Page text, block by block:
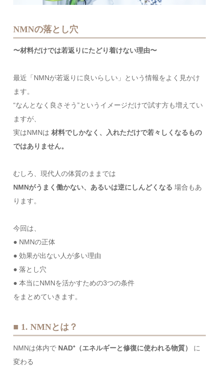
NMNの落とし穴
〜材料だけでは若返りにたどり着けない理由〜
最近「NMNが若返りに良いらしい」という情報をよく見かけ
ます。
“なんとなく良さそう”というイメージだけで試す方も増えてい
ますが、
実はNMNは材料でしかなく、入れただけで若々しくなるもの
ではありません。
むしろ、現代人の体質のままでは
NMNがうまく働かない、あるいは逆にしんどくなる 場合もあ
ります。
今回は、
● NMNの正体
● 効果が出ない人が多い理由
● 落とし穴
● 本当にNMNを活かすための3つの条件
をまとめていきます。
■ 1. NMNとは？
NMNは体内で NAD⁺（エネルギーと修復に使われる物質）
に
変わる